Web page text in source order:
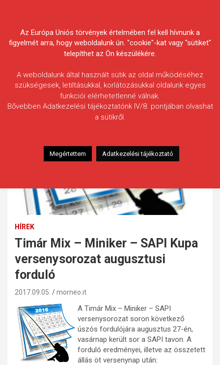
Egyesületek Szövetsége
HÍREK
Timár Mix – Miniker – SAPI Kupa
versenysorozat augusztusi
forduló
2017.09.05. morneo.it
A Timár Mix – Miniker – SAPI
versenysorozat soron következő
úszós fordulójára augusztus 27-én,
vasárnap került sor a SAPI tavon. A
forduló eredményei, illetve az összetett
állás öt versenynap után:
Az Európa Uniós törvények értelmében fel kell hívnunk a
figyelmét arra, hogy weboldalunk ún. "cookie"-kat vagy "sütiket"
telepíthet az Ön készülékére.
A weboldalunk által használt sütik az oldal működéséhez
szükségesek, letiltásukkal, korlátozásukkal oldalunk egyes
funkciói elérhetetlenné válnak.
Bővebben Adatkezelési tájékoztatónk IV/8. pontjában olvashat
a sütikről.
Megértettem Adatkezelési tájékoztató